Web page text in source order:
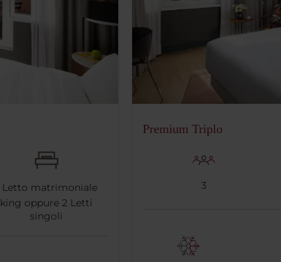
Letto matrimoniale
king oppure2 Letti
singoli
Premium Triplo
3